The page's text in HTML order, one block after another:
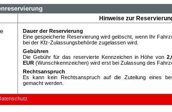
Hinweise zur
Dauer der Reservierung
Eine gespeicherte Reservierung wird gelöscht, wenn Ihr
bei der Kfz-Zulassungsbehörde zugelassen wird.
Gebühren
Die Gebühr für das reservierte Kennzeichen in Höhe von
EUR (Wunschkennzeichen) wird erst bei Zulassung des
Rechtsanspruch
Es kann kein Rechtsanspruch auf die Zuteilung eines
gemacht werden.